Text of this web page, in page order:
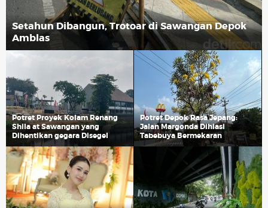
Setahun Dibangun, Trotoar di Sawangan Depok
Amblas
Potret Proyek Kolam Renang
Shila at Sawangan yang
Dihentikan gegara Disegel
Potret Depok Rasa Jepang:
Jalan Margonda Dihiasi
Tabebuya Bermekaran